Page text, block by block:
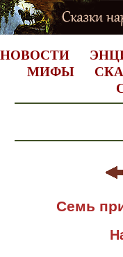
НОВОСТИ
МИФЫ
Семь